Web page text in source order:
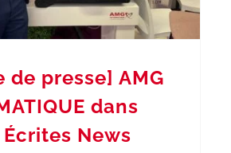
de presse] AMG
dans
News